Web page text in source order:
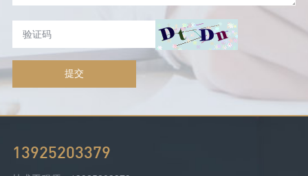
提交
13925203379